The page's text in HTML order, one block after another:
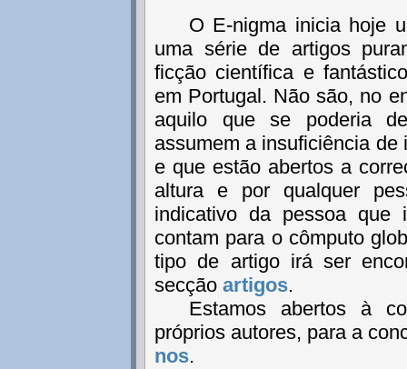
O E-nigma inicia hoje
uma série de artigos
ficção científica e
em Portugal. Não são, no
aquilo que se poderia
assumem a insuficiência
e que estão abertos a
altura e por qualquer
indicativo da pessoa
contam para o cômputo
tipo de artigo irá ser
secção artigos.
Estamos abertos à
próprios autores, para a
nos.